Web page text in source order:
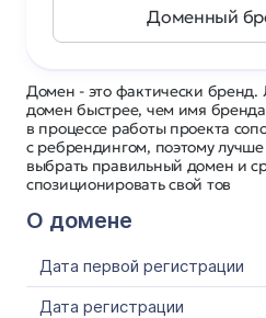
Домен - это фактически
домен быстрее, чем имя
в процессе работы проекта
с ребрендингом, поэтому
выбрать правильный домен и
спозиционировать свой тов
О домене
Дата первой регистрации
Дата регистрации
Доменный